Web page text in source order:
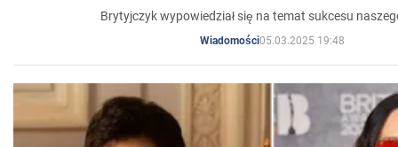
Brytyjczyk wypowiedział się na temat sukcesu
Wiadomości05.03.2025 19:48